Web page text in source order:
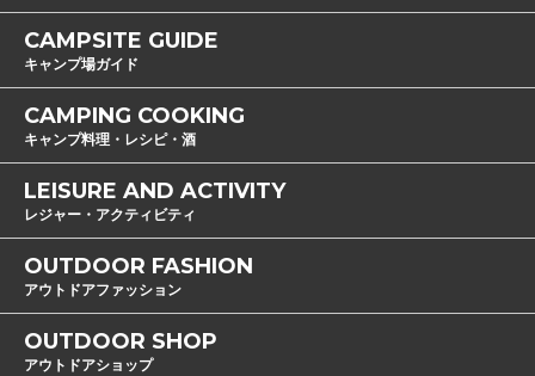
CAMPSITE GUIDE
キャンプ場ガイド
CAMPING COOKING
キャンプ料理・レシピ・酒
LEISURE AND ACTIVITY
レジャー・アクティビティ
OUTDOOR FASHION
アウトドアファッション
OUTDOOR SHOP
アウトドアショップ